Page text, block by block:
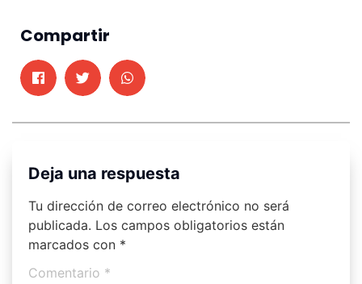
Compartir
Deja una respuesta
Tu dirección de correo electrónico no será
publicada. Los campos obligatorios están
marcados con *
Comentario *